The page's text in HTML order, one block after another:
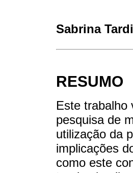
Sabrina
RESUMO
Este trabalho
pesquisa de
utilização da
implicações
como este